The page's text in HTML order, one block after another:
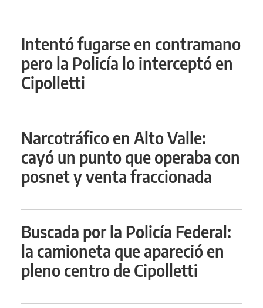
Intentó fugarse en contramano
pero la Policía lo interceptó en
Cipolletti
Narcotráfico en Alto Valle:
cayó un punto que operaba con
posnet y venta fraccionada
Buscada por la Policía Federal:
la camioneta que apareció en
pleno centro de Cipolletti